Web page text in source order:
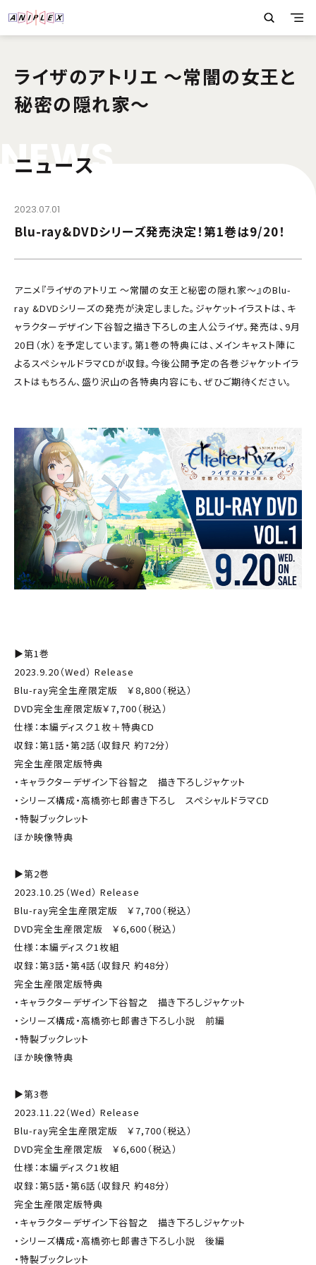
ライザのアトリエ 〜常闇の女王と
秘密の隠れ家〜
NEWS
ニュース
2023.07.01
Blu-ray&DVDシリーズ発売決定！第1巻は9/20！
アニメ『ライザのアトリエ ～常闇の女王と秘密の隠れ家～』のBlu-
ray &DVDシリーズの発売が決定しました。ジャケットイラストは、キ
ャラクターデザイン下谷智之描き下ろしの主人公ライザ。発売は、9月
20日（水）を予定しています。第1巻の特典には、メインキャスト陣に
よるスペシャルドラマCDが収録。今後公開予定の各巻ジャケットイラ
ストはもちろん、盛り沢山の各特典内容にも、ぜひご期待ください。
▶第1巻
2023.9.20（Wed） Release
Blu-ray完全生産限定版 ￥8,800（税込）
DVD完全生産限定版￥7,700（税込）
仕様：本編ディスク１枚＋特典CD
収録：第1話・第2話（収録尺 約72分）
完全生産限定版特典
・キャラクターデザイン下谷智之 描き下ろしジャケット
・シリーズ構成・高橋弥七郎書き下ろし スペシャルドラマCD
・特製ブックレット
ほか映像特典
▶第2巻
2023.10.25（Wed） Release
Blu-ray完全生産限定版 ￥7,700（税込）
DVD完全生産限定版 ￥6,600（税込）
仕様：本編ディスク1枚組
収録：第3話・第4話（収録尺 約48分）
完全生産限定版特典
・キャラクターデザイン下谷智之 描き下ろしジャケット
・シリーズ構成・高橋弥七郎書き下ろし小説 前編
・特製ブックレット
ほか映像特典
▶第3巻
2023.11.22（Wed） Release
Blu-ray完全生産限定版 ￥7,700（税込）
DVD完全生産限定版 ￥6,600（税込）
仕様：本編ディスク1枚組
収録：第5話・第6話（収録尺 約48分）
完全生産限定版特典
・キャラクターデザイン下谷智之 描き下ろしジャケット
・シリーズ構成・高橋弥七郎書き下ろし小説 後編
・特製ブックレット